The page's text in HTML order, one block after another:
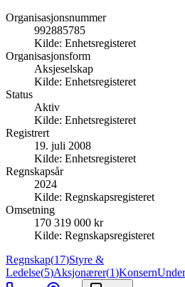
Organisasjonsnummer
992885785
Kilde: Enhetsregisteret
Organisasjonsform
Aksjeselskap
Kilde: Enhetsregisteret
Status
Aktiv
Kilde: Enhetsregisteret
Registrert
19. juli 2008
Kilde: Enhetsregisteret
Regnskapsår
2024
Kilde: Regnskapsregisteret
Omsetning
170 319 000 kr
Kilde: Regnskapsregisteret
Regnskap(17)Styre &
Ledelse(5)Aksjonærer(1)Konsern